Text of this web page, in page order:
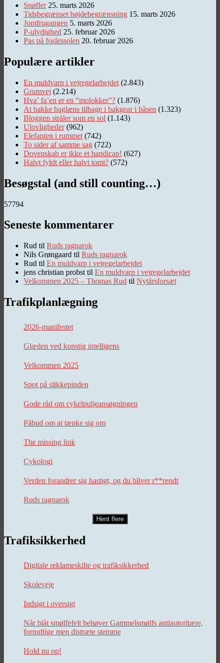
Snøfler 25. marts 2026
Tidsbegrænset højdebegrænsning 15. marts 2026
Jomfrugangen 5. marts 2026
P-ulydighed 25. februar 2026
Pas på forårssolen 20. februar 2026
Populære artikler
En muldvarp i vejregelarbejdet (2.843)
Grumvej (2.214)
Hva’ fa’en er en “molokker”? (1.876)
At bakke baglæns tilbage i bakgear i båsen (1.323)
Bloggen stråler som en sol (1.143)
Ulovligheder (962)
Elefanten i rummet (742)
To sider af samme sag (722)
Dovenskab er ikke et handicap! (627)
Halvt fyldt eller halvt tomt? (572)
Besøgstal (and still counting…)
57794
Seneste kommentarer
Rud til Ruds ragnarok
Nils Grøngaard til Ruds ragnarok
Rud til En muldvarp i vejregelarbejdet
jens christian probst til En muldvarp i vejregelarbejdet
Velkommen 2025 – Thomas Rud til Nytårsforsæt
Trafikplanlægning
2026-manifestet
Glæden ved kunstig intelligens
Velkommen 2025
Spot på slikkepinden
Gode råd om cykelpuljeansøgningen
Påbud om at tænke sig om
The missing link
Cykologi
Verden forandrer sig hastigt, og du bliver r**rendt
Ruds ragnarok
Hent flere
Trafiksikkerhed
Digitale reklameskilte og trafiksikkerhed
Skoleveje
Indsigt i oversigt
Når blåt smølfefelt behøver Gammelsmølfs antiautoritære,
fornuftige men distræte stemme
Hold nu op!